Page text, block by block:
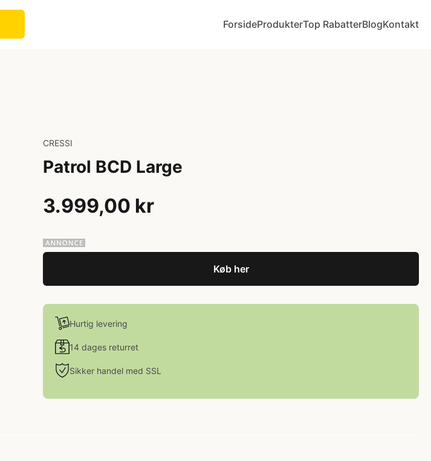
ForsideProdukterTop RabatterBlogKontakt
CRESSI
Patrol BCD Large
3.999,00 kr
Køb her
Hurtig levering
14 dages returret
Sikker handel med SSL